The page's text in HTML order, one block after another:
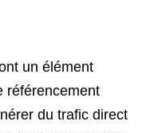
un élément
référencement
du trafic direct